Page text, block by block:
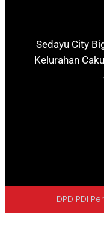
Sedayu City
Kelurahan
DPD PDI